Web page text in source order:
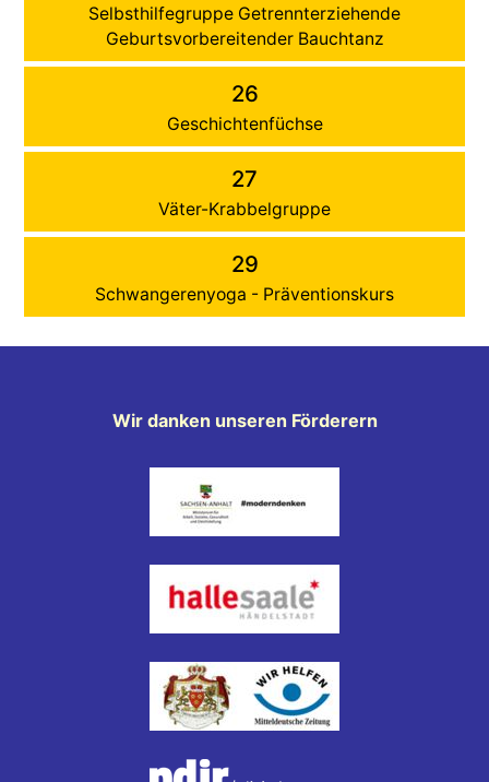
Selbsthilfegruppe Getrennterziehende
Geburtsvorbereitender Bauchtanz
26
Geschichtenfüchse
27
Väter-Krabbelgruppe
29
Schwangerenyoga - Präventionskurs
Wir danken unseren Förderern